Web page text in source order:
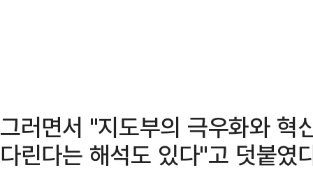
그러면서 "지도부의 극우화와 혁
다린다는 해석도 있다"고 덧붙였